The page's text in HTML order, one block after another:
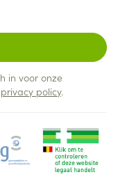
in voor onze
privacy policy.